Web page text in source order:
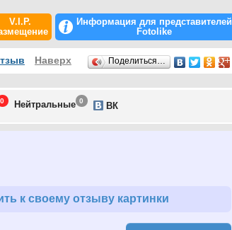
V.I.P.
Информация для представителей
Fotolike
Наверх Поделиться…
0 Нейтральные 0 ВК
к своему отзыву картинки